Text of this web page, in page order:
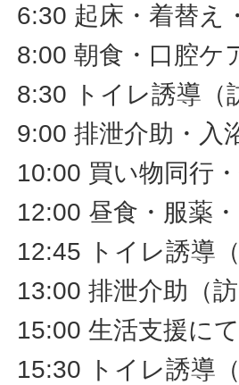
6:30 起床・着替え
8:00 朝食・口腔ケ
8:30 トイレ誘導（
9:00 排泄介助・入
10:00 買い物同行
12:00 昼食・服薬
12:45 トイレ誘導
13:00 排泄介助（訪
15:00 生活支援に
15:30 トイレ誘導